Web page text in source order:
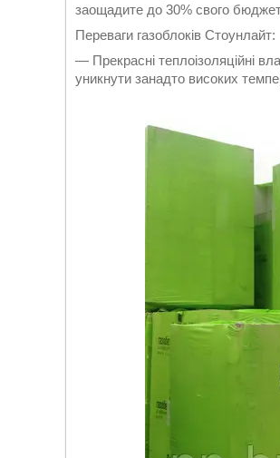
заощадите до 30% свого
Переваги газоблоків Стоунлайт:
— Прекрасні теплоізоляційні
уникнути занадто високих